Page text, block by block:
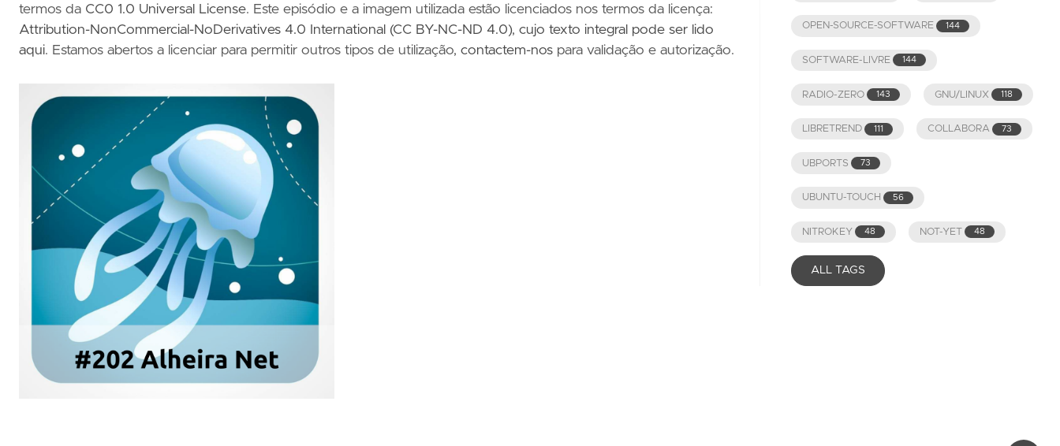
termos da CC0 1.0 Universal License. Este episódio e a imagem utilizada estão licenciados nos termos da licença:
Attribution-NonCommercial-NoDerivatives 4.0 International (CC BY-NC-ND 4.0), cujo texto integral pode ser lido
aqui. Estamos abertos a licenciar para permitir outros tipos de utilização, contactem-nos para validação e autorização.
OPEN-SOURCE-SOFTWARE 144
SOFTWARE-LIVRE 144
RADIO-ZERO 143 GNU/LINUX 118
LIBRETREND 111 COLLABORA 73
UBPORTS 73
UBUNTU-TOUCH 56
NITROKEY 48 NOT-YET 48
ALL TAGS